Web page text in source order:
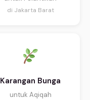
di Jakarta Barat
Karangan Bunga
untuk Aqiqah